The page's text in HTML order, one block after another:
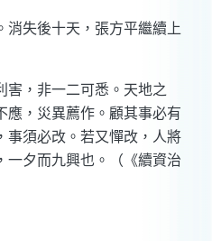
失後十天，張方平繼續上
，非一二可悉。天地之
應，災異薦作。顧其事必有
事須必改。若又憚改，人將
一夕而九興也。（《續資治